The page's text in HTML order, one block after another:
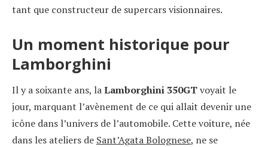
tant que constructeur de supercars visionnaires.
Un moment historique pour
Lamborghini
Il y a soixante ans, laLamborghini 350GTvoyait le
jour, marquant l’avènement de ce qui allait devenir une
icône dans l’univers de l’automobile. Cette voiture, née
dans les ateliers de Sant’Agata Bolognese, ne se